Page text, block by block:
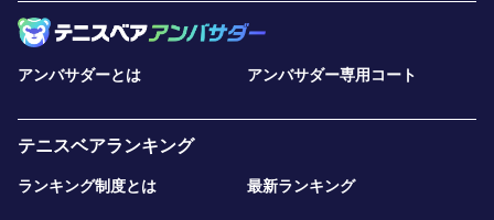
アンバサダーとは アンバサダー専用コート
テニスベアランキング
ランキング制度とは 最新ランキング